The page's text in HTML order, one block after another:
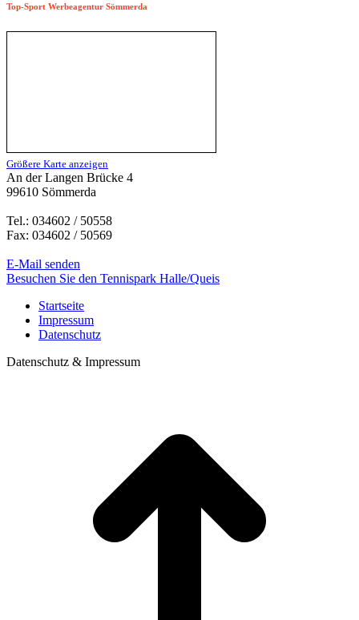
Top-Sport Werbeagentur Sömmerda
Größere Karte anzeigen
An der Langen Brücke 4
99610 Sömmerda
Tel.: 034602 / 50558
Fax: 034602 / 50569
E-Mail senden
Besuchen Sie den Tennispark Halle/Queis
Startseite
Impressum
Datenschutz
Datenschutz & Impressum